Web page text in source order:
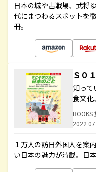
日本の城や古戦場、武将
代にまつわるスポットを
冊。
Ｓ０
知って
食文化
BOOKS
１万人の訪日外国人を案
い日本の魅力が満載。日